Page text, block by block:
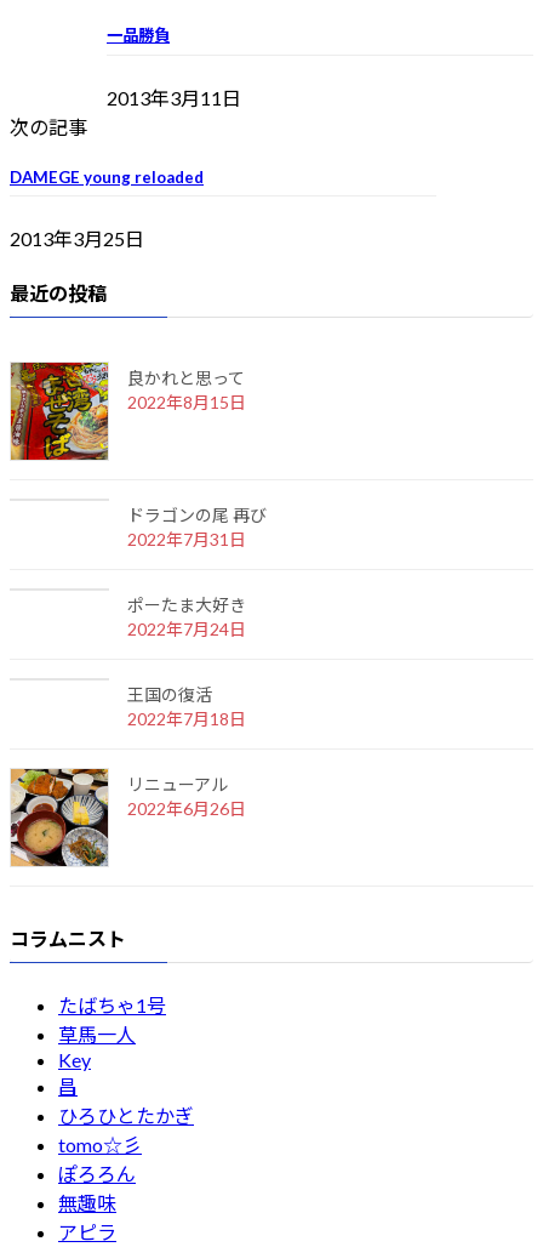
一品勝負
2013年3月11日
次の記事
DAMEGE young reloaded
2013年3月25日
最近の投稿
良かれと思って
2022年8月15日
ドラゴンの尾 再び
2022年7月31日
ポーたま大好き
2022年7月24日
王国の復活
2022年7月18日
リニューアル
2022年6月26日
コラムニスト
たばちゃ1号
草馬一人
Key
昌
ひろひとたかぎ
tomo☆彡
ぽろろん
無趣味
アピラ